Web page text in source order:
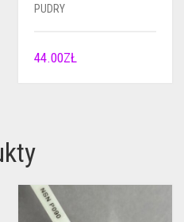
PUDRY
44.00ZŁ